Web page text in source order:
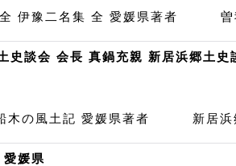
全 伊豫二名集 全 愛媛県著者
史談会 会長 真鍋充親 新居浜郷土史
木の風土記 愛媛県著者 新居浜
媛県